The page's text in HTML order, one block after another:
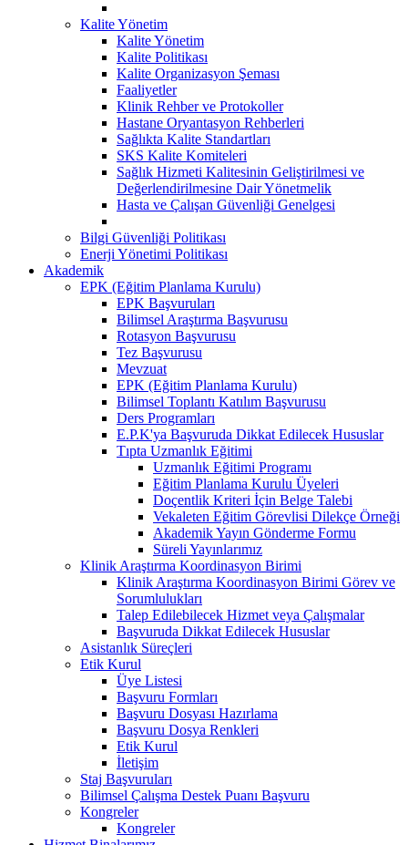
Kalite Yönetim
Kalite Yönetim
Kalite Politikası
Kalite Organizasyon Şeması
Faaliyetler
Klinik Rehber ve Protokoller
Hastane Oryantasyon Rehberleri
Sağlıkta Kalite Standartları
SKS Kalite Komiteleri
Sağlık Hizmeti Kalitesinin Geliştirilmesi ve
Değerlendirilmesine Dair Yönetmelik
Hasta ve Çalışan Güvenliği Genelgesi
Bilgi Güvenliği Politikası
Enerji Yönetimi Politikası
Akademik
EPK (Eğitim Planlama Kurulu)
EPK Başvuruları
Bilimsel Araştırma Başvurusu
Rotasyon Başvurusu
Tez Başvurusu
Mevzuat
EPK (Eğitim Planlama Kurulu)
Bilimsel Toplantı Katılım Başvurusu
Ders Programları
E.P.K'ya Başvuruda Dikkat Edilecek Hususlar
Tıpta Uzmanlık Eğitimi
Uzmanlık Eğitimi Programı
Eğitim Planlama Kurulu Üyeleri
Doçentlik Kriteri İçin Belge Talebi
Vekaleten Eğitim Görevlisi Dilekçe Örneği
Akademik Yayın Gönderme Formu
Süreli Yayınlarımız
Klinik Araştırma Koordinasyon Birimi
Klinik Araştırma Koordinasyon Birimi Görev ve
Sorumlulukları
Talep Edilebilecek Hizmet veya Çalışmalar
Başvuruda Dikkat Edilecek Hususlar
Asistanlık Süreçleri
Etik Kurul
Üye Listesi
Başvuru Formları
Başvuru Dosyası Hazırlama
Başvuru Dosya Renkleri
Etik Kurul
İletişim
Staj Başvuruları
Bilimsel Çalışma Destek Puanı Başvuru
Kongreler
Kongreler